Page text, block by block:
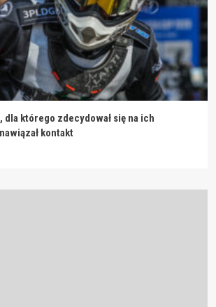
dla którego zdecydował się na ich
kontakt